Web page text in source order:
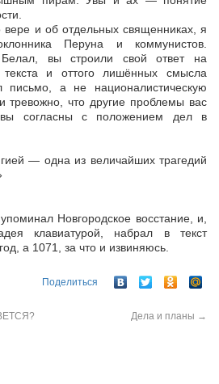
вере и об отдельных священниках, я
Перуна и коммунистов.
Белал, вы строили свой ответ на
и оттого лишённых смысла
а не националистическую
тревожно, что другие проблемы вас
согласны с положением дел в
— одна из величайших трагедий
Новгородское восстание, и,
клавиатурой, набрал в текст
а 1071, за что и извиняюсь.
Поделиться
Дела и планы →